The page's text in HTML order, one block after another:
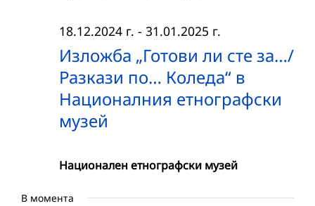
Изложба „Готови ли сте за…/
Разкази по… Коледа“ в
Националния етнографски
музей
18.12.2024 г. - 31.01.2025 г.
Национален етнографски музей
В момента